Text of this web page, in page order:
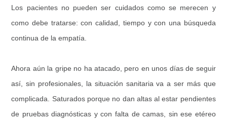
Los pacientes no pueden ser cuidados como se merecen y
como debe tratarse: con calidad, tiempo y con una búsqueda
continua de la empatía.
Ahora aún la gripe no ha atacado, pero en unos días de seguir
así, sin profesionales, la situación sanitaria va a ser más que
complicada. Saturados porque no dan altas al estar pendientes
de pruebas diagnósticas y con falta de camas, sin ese etéreo